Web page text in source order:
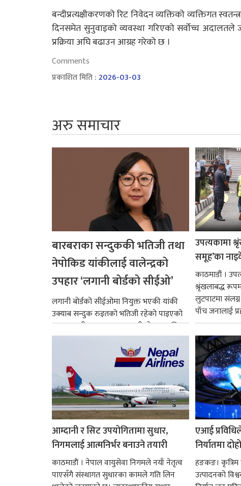
बन्दीप्रत्यक्षीकरणको रिट निवेदन व्यक्तिको व्यक्तिगत
दिनसमेत सुनुवाइको व्यवस्था गरिएको सर्वोच्च
प्रक्रिया अघि बढाउन आग्रह गरेको छ ।
Comments
प्रकाशित मिति :2026-03-03
अरु समाचार
बारबराका सन्दुककी भतिजी तथा
नेपोकिड यांकीलाई वालेन्द्रको
उपहार ‘लगानी बोर्डको सीईओ’
लगानी बोर्डको सीईओमा नियुक्त भएकी यांकी
उक्याब सन्दुक रुइतको भतिजी रहेको पाइएको
छ। तत्कालीन समयमा महाकालीको अञ्चलाधिश
नै बनेका जोन...
उपत्यकामा
समूह’का
काठमाडौं ।
श्रृंखलाबद्ध
लुटपाटमा
पाँच जनालाई
आम्दानी र सिट उपयोगितामा सुधार,
निगमलाई आत्मनिर्भर बनाउने तयारी
काठमाडाैं । नेपाल वायुसेवा निगमले नयाँ नेतृत्व
पाएसँगै संस्थागत सुधारका कामले गति लिन
एआई
निर्यातमा
हङकङ। कृत्रिम
उत्पादनको